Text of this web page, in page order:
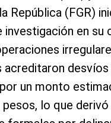
República (FGR)
investigación en su
acreditaron desvíos
un monto
lo que derivó